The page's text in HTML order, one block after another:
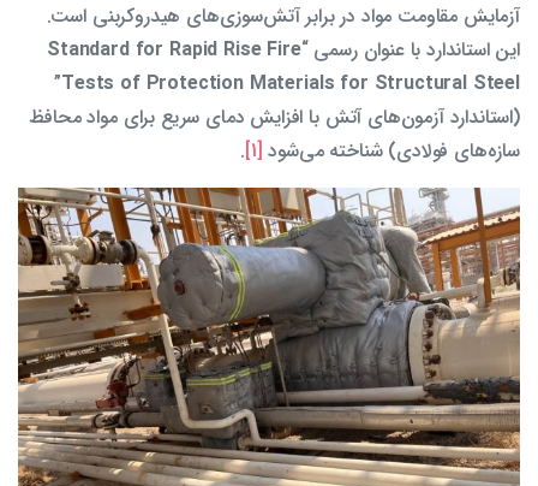
آزمایش مقاومت مواد در برابر آتش‌سوزی‌های هیدروکربنی است.
این استاندارد با عنوان رسمی “Standard for Rapid Rise Fire
Tests of Protection Materials for Structural Steel
”
(استاندارد آزمون‌های آتش با افزایش دمای سریع برای مواد محافظ
سازه‌های فولادی) شناخته می‌شود [1]
.